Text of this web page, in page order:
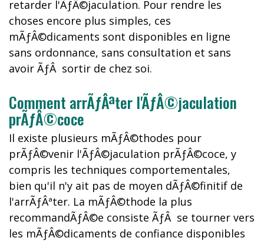
retarder l'ÃƒÂ©jaculation. Pour rendre les
choses encore plus simples, ces
mÃƒÂ©dicaments sont disponibles en ligne
sans ordonnance, sans consultation et sans
avoir ÃƒÂ sortir de chez soi.
Comment arrÃƒÂªter l'ÃƒÂ©jaculation
prÃƒÂ©coce
Il existe plusieurs mÃƒÂ©thodes pour
prÃƒÂ©venir l'ÃƒÂ©jaculation prÃƒÂ©coce, y
compris les techniques comportementales,
bien qu'il n'y ait pas de moyen dÃƒÂ©finitif de
l'arrÃƒÂªter. La mÃƒÂ©thode la plus
recommandÃƒÂ©e consiste ÃƒÂ se tourner vers
les mÃƒÂ©dicaments de confiance disponibles